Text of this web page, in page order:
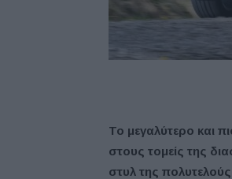
Το μεγαλύτερο και
στους τομείς της
στυλ της